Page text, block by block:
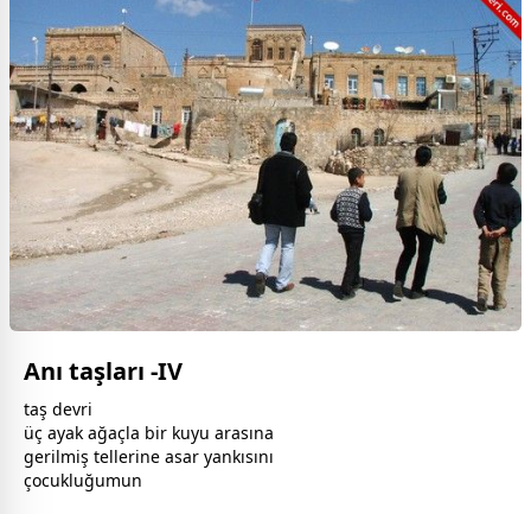
Anı taşları -IV
taş devri
üç ayak ağaçla bir kuyu arasına
gerilmiş tellerine asar yankısını
çocukluğumun